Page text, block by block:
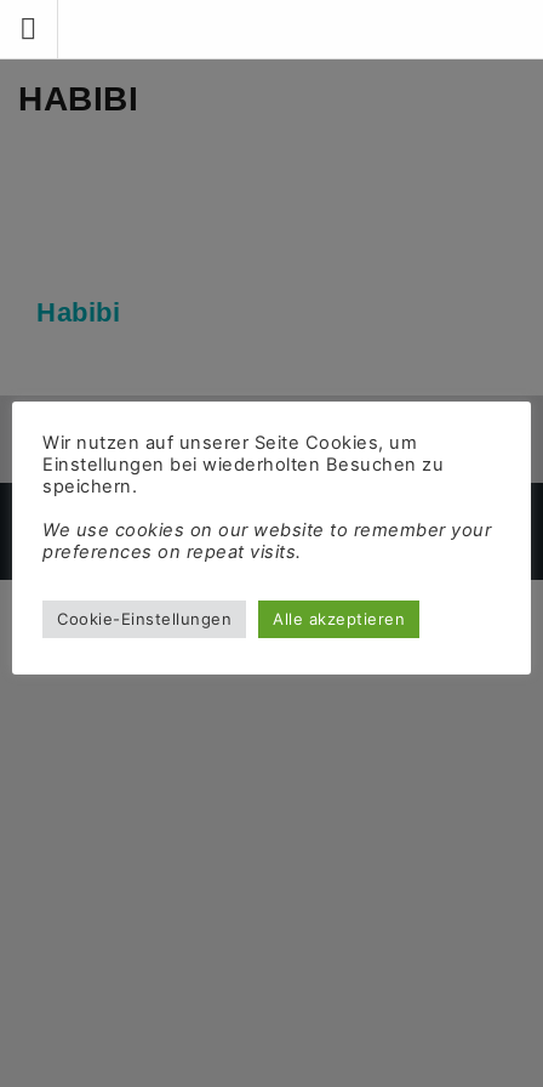
Inhalt
springen
HABIBI
Habibi
Kontakt Datenschutz Impressum
Wir nutzen auf unserer Seite Cookies, um
Einstellungen bei wiederholten Besuchen zu
speichern.
We use cookies on our website to remember your
preferences on repeat visits.
Cookie-Einstellungen Alle akzeptieren